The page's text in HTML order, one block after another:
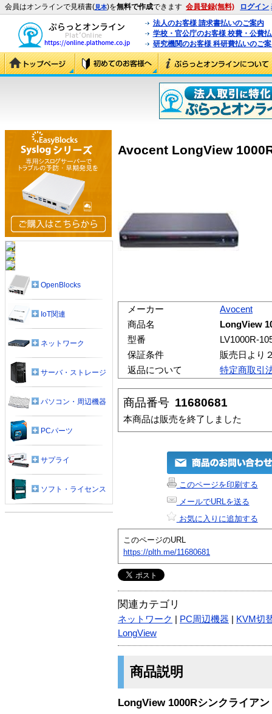
会員はオンラインで見積書(見本)を無料で作成できます 会員登録(無料) ログイン
法人のお客様 請求書払いのご案内
学校・官公庁のお客様 校費・公費
研究機関のお客様 科研費払いのご
Avocent LongView
メーカー
Avocent
商品名
LongView
型番
LV1000R-
保証条件
販売日より
返品について
特定商取引
商品番号 11680681
本商品は販売を終了しました
このページを印刷する
メールでURLを送る
お気に入りに追加する
このページのURL
https://plth.me/11680681
関連カテゴリ
ネットワーク PC周辺機器
KVM切
LongView
商品説明
LongView 1000Rシンクライアン
OpenBlocks
IoT関連
ネットワーク
サーバ・ストレージ
パソコン・周辺機器
PCパーツ
サプライ
ソフト・ライセンス